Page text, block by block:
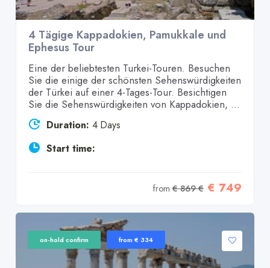
4 Tägige Kappadokien, Pamukkale und
Ephesus Tour
Eine der beliebtesten Turkei-Touren. Besuchen
Sie die einige der schönsten Sehenswürdigkeiten
der Türkei auf einer 4-Tages-Tour. Besichtigen
Sie die Sehenswürdigkeiten von Kappadokien, ...
Duration: 4 Days
Start time:
from€ 869 € € 749
on-hold confirm from € 334